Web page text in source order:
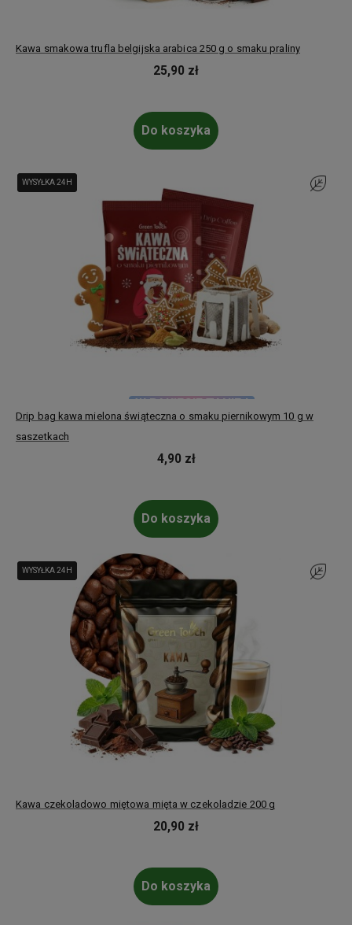
Kawa smakowa trufla belgijska arabica 250 g o smaku praliny
25,90 zł
Do koszyka
W PAKIECIE TANIEJ
WYSYŁKA 24H
WYSYŁKA 24H
Drip bag kawa mielona świąteczna o smaku piernikowym 10 g w
saszetkach
4,90 zł
Do koszyka
Do
WYSYŁKA 24H
WYSYŁKA 24H
Kawa czekoladowo miętowa mięta w czekoladzie 200 g
20,90 zł
Do koszyka
Do